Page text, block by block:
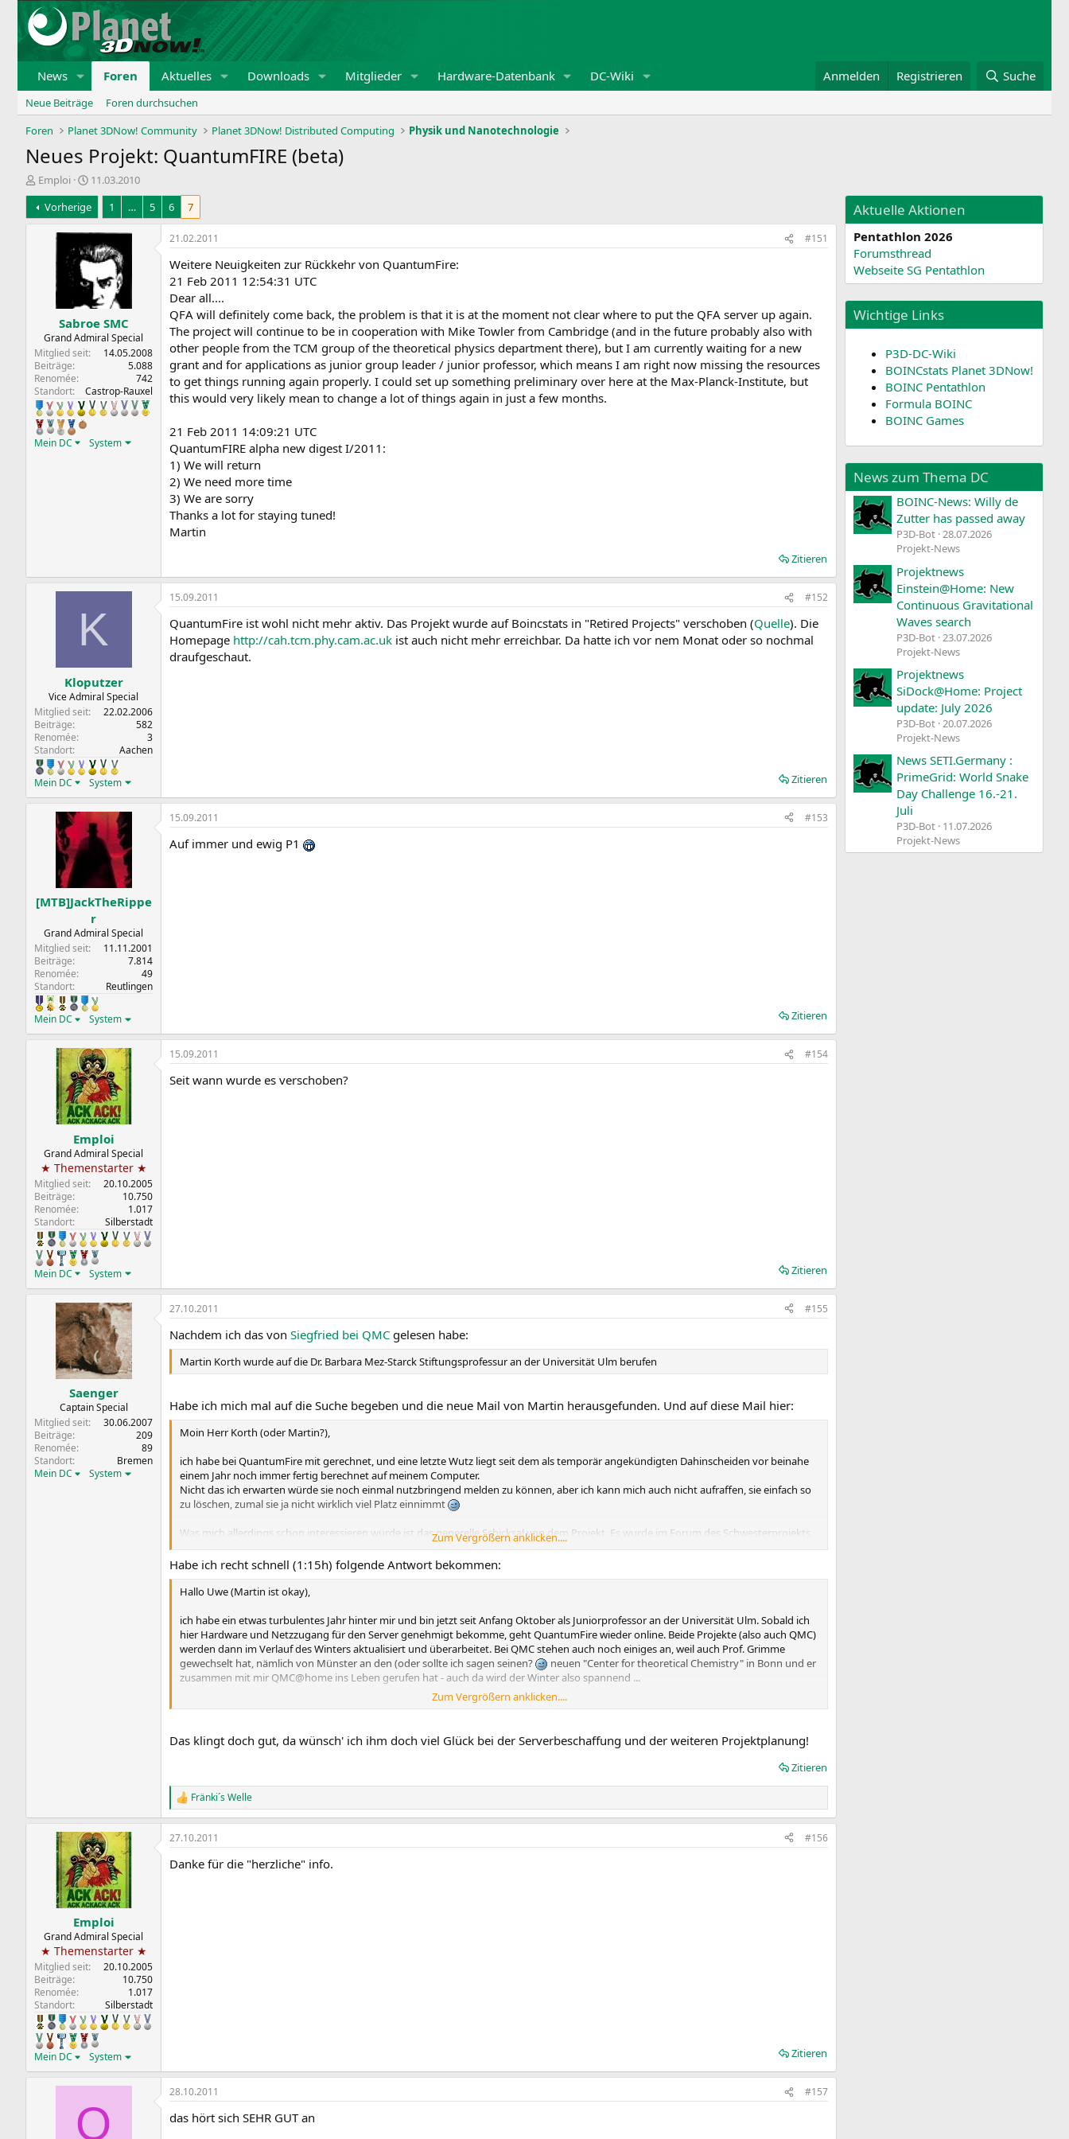
News Foren Aktuelles Downloads Mitglieder Hardware-Datenbank DC-Wiki Anmelden Registrieren Suche
Neue Beiträge
Foren durchsuchen
Foren
Planet 3DNow! Community Planet 3DNow! Distributed Computing Physik und Nanotechnologie
Neues Projekt: QuantumFIRE (beta)
E
r
s
t
Emploi
E
r
s
t
e
l
l
t
a
m
11.03.2010
Vorherige
1 … 5 6 7
Sabroe SMC
Grand Admiral Special
Mitglied seit
14.05.2008
Beiträge
5.088
Renomée
742
Standort
Castrop-Rauxel
Mein DC System
21.02.2011 #151
Weitere Neuigkeiten zur Rückkehr von QuantumFire:
21 Feb 2011 12:54:31 UTC
Dear all....
QFA will definitely come back, the problem is that it is at the moment not clear where to put the QFA server up again.
The project will continue to be in cooperation with Mike Towler from Cambridge (and in the future probably also with
other people from the TCM group of the theoretical physics department there), but I am currently waiting for a new
grant and for applications as junior group leader / junior professor, which means I am right now missing the resources
to get things running again properly. I could set up something preliminary over here at the Max-Planck-Institute, but
this would very likely mean to change a lot of things again in just a few months.
21 Feb 2011 14:09:21 UTC
QuantumFIRE alpha new digest I/2011:
1) We will return
2) We need more time
3) We are sorry
Thanks a lot for staying tuned!
Martin
Zitieren
K
Kloputzer
Vice Admiral Special
Mitglied seit
22.02.2006
Beiträge
582
Renomée
3
Standort
Aachen
Mein DC System
15.09.2011 #152
QuantumFire ist wohl nicht mehr aktiv. Das Projekt wurde auf Boincstats in "Retired Projects" verschoben (Quelle). Die
Homepage http://cah.tcm.phy.cam.ac.uk ist auch nicht mehr erreichbar. Da hatte ich vor nem Monat oder so nochmal
draufgeschaut.
Zitieren
[MTB]JackTheRippe
r
Grand Admiral Special
Mitglied seit
11.11.2001
Beiträge
7.814
Renomée
49
Standort
Reutlingen
Mein DC System
15.09.2011 #153
Auf immer und ewig P1
Zitieren
Emploi
Grand Admiral Special
★ Themenstarter ★
Mitglied seit
20.10.2005
Beiträge
10.750
Renomée
1.017
Standort
Silberstadt
Mein DC System
15.09.2011 #154
Seit wann wurde es verschoben?
Zitieren
Saenger
Captain Special
Mitglied seit
30.06.2007
Beiträge
209
Renomée
89
Standort
Bremen
Mein DC
System
27.10.2011 #155
Nachdem ich das von Siegfried bei QMC gelesen habe:
Martin Korth wurde auf die Dr. Barbara Mez-Starck Stiftungsprofessur an der Universität Ulm berufen
Habe ich mich mal auf die Suche begeben und die neue Mail von Martin herausgefunden. Und auf diese Mail hier:
Moin Herr Korth (oder Martin?),
ich habe bei QuantumFire mit gerechnet, und eine letzte Wutz liegt seit dem als temporär angekündigten Dahinscheiden vor beinahe
einem Jahr noch immer fertig berechnet auf meinem Computer.
Nicht das ich erwarten würde sie noch einmal nutzbringend melden zu können, aber ich kann mich auch nicht aufraffen, sie einfach so
zu löschen, zumal sie ja nicht wirklich viel Platz einnimmt
Was mich allerdings schon interessieren würde ist das generelle Schicksal von dem Projekt. Es wurde im Forum des Schwesterprojekts
QMC auch schon nachgefragt, und über den letzten Hinweis habe ich auch diese Emailadresse herausgefunden, aber eine Antwort
steht noch aus.
(http://qah.uni-muenster.de/forum_thread.php?id=1322)
Uwe "Sänger" Herzke
Zum Vergrößern anklicken....
Habe ich recht schnell (1:15h) folgende Antwort bekommen:
Hallo Uwe (Martin ist okay),
ich habe ein etwas turbulentes Jahr hinter mir und bin jetzt seit Anfang Oktober als Juniorprofessor an der Universität Ulm. Sobald ich
hier Hardware und Netzzugang für den Server genehmigt bekomme, geht QuantumFire wieder online. Beide Projekte (also auch QMC)
werden dann im Verlauf des Winters aktualisiert und überarbeitet. Bei QMC stehen auch noch einiges an, weil auch Prof. Grimme
gewechselt hat, nämlich von Münster an den (oder sollte ich sagen seinen?
neuen "Center for theoretical Chemistry" in Bonn und er
zusammen mit mir QMC@home ins Leben gerufen hat - auch da wird der Winter also spannend ...
Viele Grüße und vielen Dank für Ihre Unterstützung!
Zum Vergrößern anklicken....
Das klingt doch gut, da wünsch' ich ihm doch viel Glück bei der Serverbeschaffung und der weiteren Projektplanung!
Zitieren
R
e
a
k
i
Fränki´s Welle
Emploi
Grand Admiral Special
★ Themenstarter ★
Mitglied seit
20.10.2005
Beiträge
10.750
Renomée
1.017
Standort
Silberstadt
Mein DC System
27.10.2011 #156
Danke für die "herzliche" info.
Zitieren
O
28.10.2011 #157
das hört sich SEHR GUT an
Aktuelle Aktionen
Pentathlon 2026
Forumsthread
Webseite SG Pentathlon
Wichtige Links
P3D-DC-Wiki
BOINCstats Planet 3DNow!
BOINC Pentathlon
Formula BOINC
BOINC Games
News zum Thema DC
BOINC-News: Willy de
Zutter has passed away
P3D-Bot 28.07.2026
Projekt-News
Projektnews
Einstein@Home: New
Continuous Gravitational
Waves search
P3D-Bot 23.07.2026
Projekt-News
Projektnews
SiDock@Home: Project
update: July 2026
P3D-Bot 20.07.2026
Projekt-News
News SETI.Germany :
PrimeGrid: World Snake
Day Challenge 16.-21.
Juli
P3D-Bot 11.07.2026
Projekt-News